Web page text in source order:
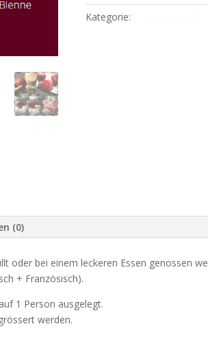
Gemüse
aus
Kategorie:
(0)
oder bei einem leckeren Essen genossen
+ Französisch).
1 Person ausgelegt.
werden.